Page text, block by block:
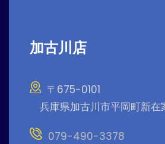
加古川店
〒675-0101
兵庫県加古川市平岡町新
079-490-3378